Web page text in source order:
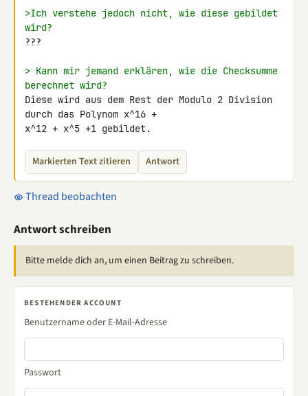
>Ich verstehe jedoch nicht, wie diese gebildet
wird?
???
> Kann mir jemand erklären, wie die Checksumme
berechnet wird?
Diese wird aus dem Rest der Modulo 2 Division
durch das Polynom x^16 +
x^12 + x^5 +1 gebildet.
Markierten Text zitieren Antwort
Thread beobachten
Antwort schreiben
Bitte melde dich an, um einen Beitrag zu schreiben.
BESTEHENDER ACCOUNT
Benutzername oder E-Mail-Adresse
Passwort